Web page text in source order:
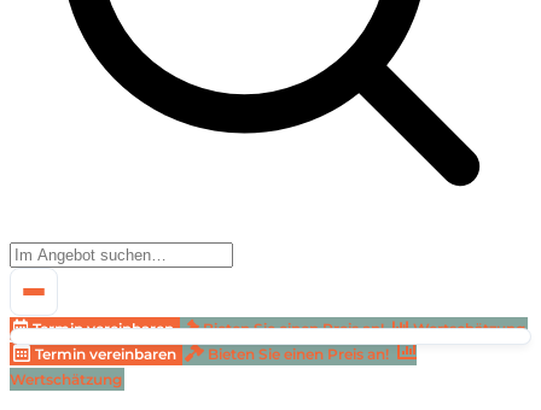
Termin vereinbaren Bieten Sie einen Preis an!
Wertschätzung
Termin vereinbaren
Bieten Sie einen Preis an!
Wertschätzung